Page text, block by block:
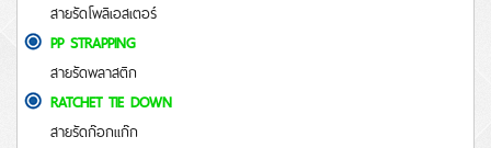
สายรัดโพลีเอสเตอร์
PP STRAPPING
สายรัดพลาสติก
RATCHET TIE DOWN
สายรัดก๊อกแก๊ก